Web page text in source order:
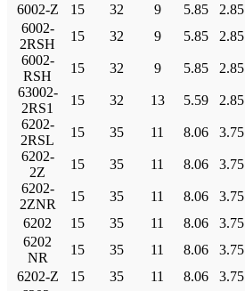
6002-Z
15 32 9 5.85 2.85
6002-
2RSH
15 32 9 5.85 2.85
6002-
RSH
15 32 9 5.85 2.85
63002-
2RS1
15 32 13 5.59 2.85
6202-
2RSL
15 35 11 8.06 3.75
6202-
2Z
15 35 11 8.06 3.75
6202-
2ZNR
15 35 11 8.06 3.75
6202
15 35 11 8.06 3.75
6202
NR
15 35 11 8.06 3.75
6202-Z
15 35 11 8.06 3.75